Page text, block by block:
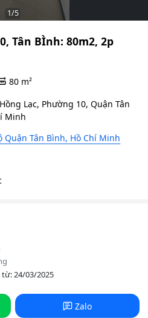
1/5
Tân BÌnh: 80m2, 2p
80 m²
Lạc, Phường 10, Quận Tân
Minh
Quận Tân Bình, Hồ Chí Minh
24/03/2025
Zalo